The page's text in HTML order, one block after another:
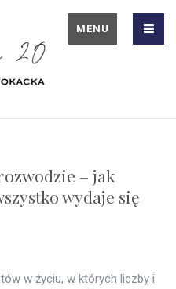
MENU
– jak
wydaje się
w życiu, w których liczby i